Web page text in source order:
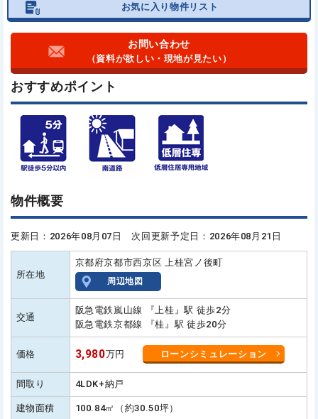
お気に入り物件リスト
お問い合わせ
（資料が欲しい・現地が見たい）
おすすめポイント
物件概要
更新日：2026年08月07日 次回更新予定日：2026年08月21日
所在地
京都府京都市西京区 上桂宮ノ後町
周辺地図
交通
阪急電鉄嵐山線 『上桂』駅 徒歩2分
阪急電鉄京都線 『桂』駅 徒歩20分
価格 3,980万円 ローンシミュレーション
間取り 4LDK+納戸
建物面積 100.84㎡（約30.50坪）